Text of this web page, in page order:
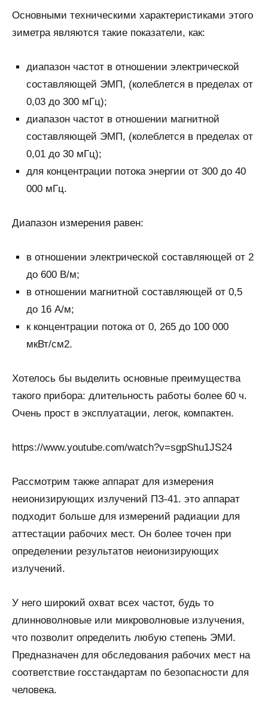
Основными техническими характеристиками этого
зиметра являются такие показатели, как:
диапазон частот в отношении электрической
составляющей ЭМП, (колеблется в пределах от
0,03 до 300 мГц);
диапазон частот в отношении магнитной
составляющей ЭМП, (колеблется в пределах от
0,01 до 30 мГц);
для концентрации потока энергии от 300 до 40
000 мГц.
Диапазон измерения равен:
в отношении электрической составляющей от 2
до 600 В/м;
в отношении магнитной составляющей от 0,5
до 16 А/м;
к концентрации потока от 0, 265 до 100 000
мкВт/см2.
Хотелось бы выделить основные преимущества
такого прибора: длительность работы более 60 ч.
Очень прост в эксплуатации, легок, компактен.
https://www.youtube.com/watch?v=sgpShu1JS24
Рассмотрим также аппарат для измерения
неионизирующих излучений ПЗ-41. это аппарат
подходит больше для измерений радиации для
аттестации рабочих мест. Он более точен при
определении результатов неионизирующих
излучений.
У него широкий охват всех частот, будь то
длинноволновые или микроволновые излучения,
что позволит определить любую степень ЭМИ.
Предназначен для обследования рабочих мест на
соответствие госстандартам по безопасности для
человека.